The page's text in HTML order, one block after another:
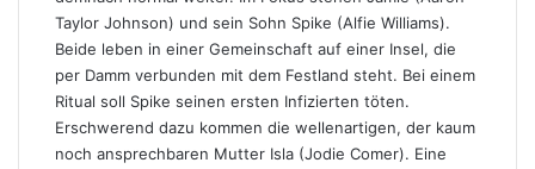
Taylor Johnson) und sein Sohn Spike (Alfie Williams).
Beide leben in einer Gemeinschaft auf einer Insel, die
per Damm verbunden mit dem Festland steht. Bei einem
Ritual soll Spike seinen ersten Infizierten töten.
Erschwerend dazu kommen die wellenartigen, der kaum
noch ansprechbaren Mutter Isla (Jodie Comer). Eine